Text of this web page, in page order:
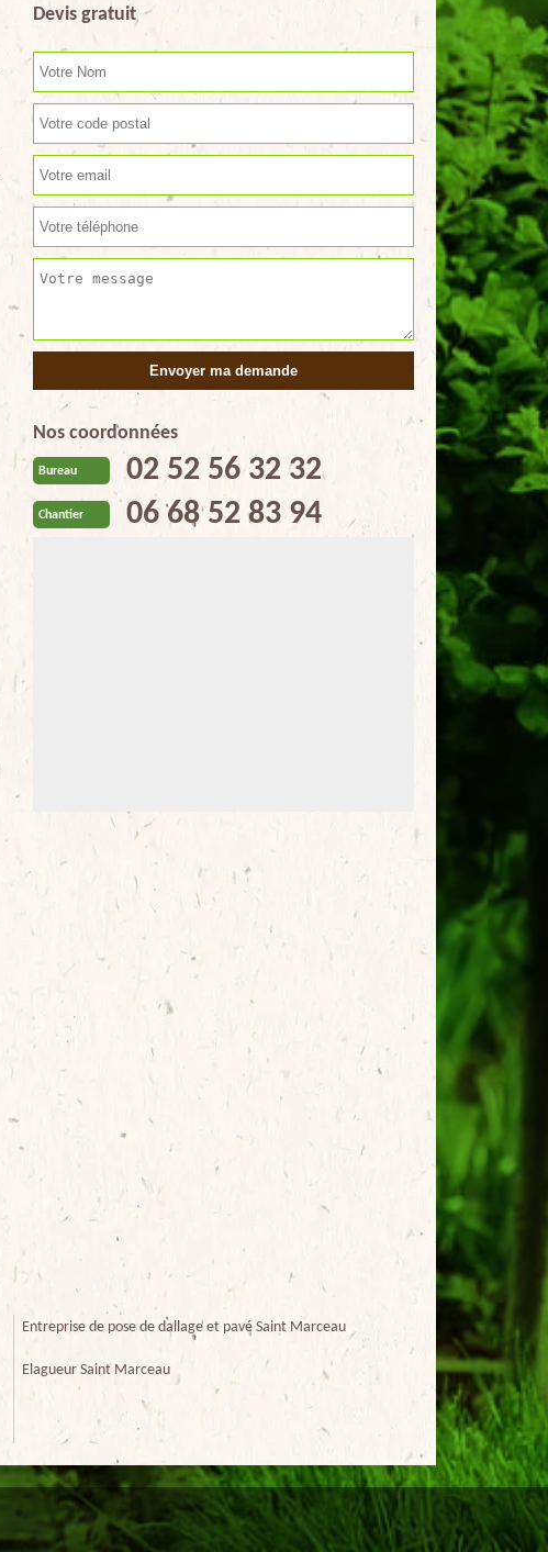
Devis gratuit
Nos coordonnées
Bureau 02 52 56 32 32
Chantier 06 68 52 83 94
Entreprise de pose de dallage et pavé Saint Marceau
Elagueur Saint Marceau